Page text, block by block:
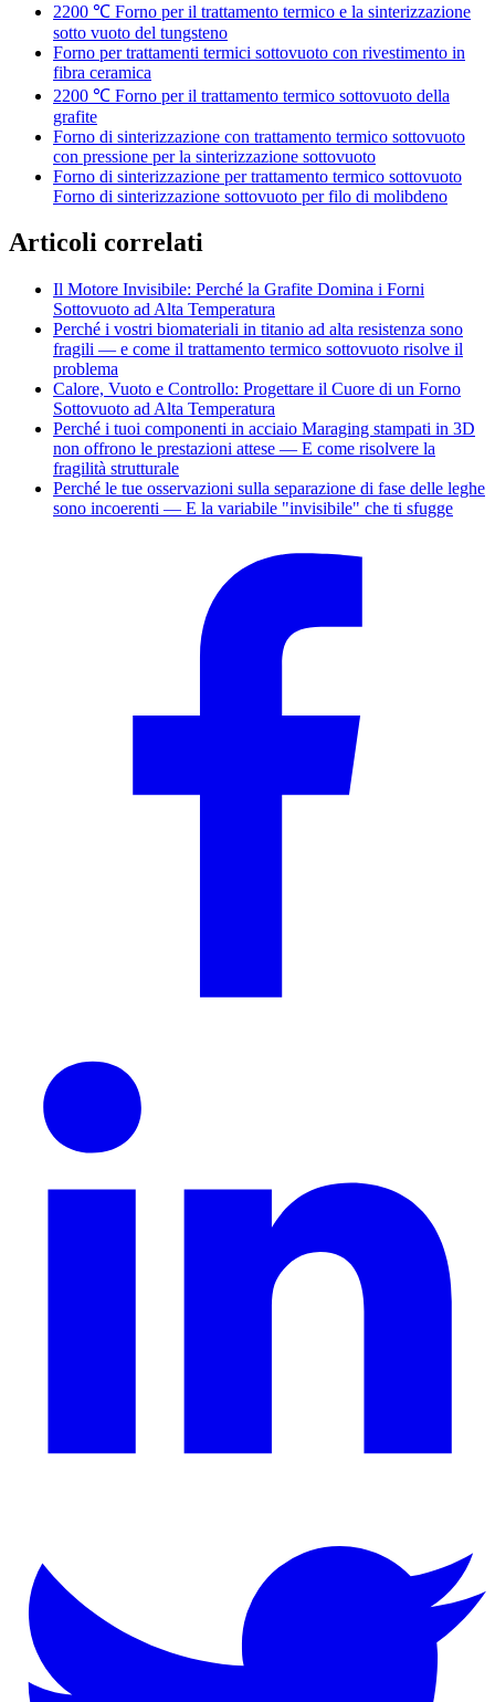
2200 ℃ Forno per il trattamento termico e la sinterizzazione
sotto vuoto del tungsteno
Forno per trattamenti termici sottovuoto con rivestimento in
fibra ceramica
2200 ℃ Forno per il trattamento termico sottovuoto della
grafite
Forno di sinterizzazione con trattamento termico sottovuoto
con pressione per la sinterizzazione sottovuoto
Forno di sinterizzazione per trattamento termico sottovuoto
Forno di sinterizzazione sottovuoto per filo di molibdeno
Articoli correlati
Il Motore Invisibile: Perché la Grafite Domina i Forni
Sottovuoto ad Alta Temperatura
Perché i vostri biomateriali in titanio ad alta resistenza sono
fragili — e come il trattamento termico sottovuoto risolve il
problema
Calore, Vuoto e Controllo: Progettare il Cuore di un Forno
Sottovuoto ad Alta Temperatura
Perché i tuoi componenti in acciaio Maraging stampati in 3D
non offrono le prestazioni attese — E come risolvere la
fragilità strutturale
Perché le tue osservazioni sulla separazione di fase delle leghe
sono incoerenti — E la variabile "invisibile" che ti sfugge